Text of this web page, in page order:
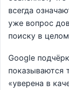
всегда
уже вопрос
поиску в
Google
показываются
«уверена в